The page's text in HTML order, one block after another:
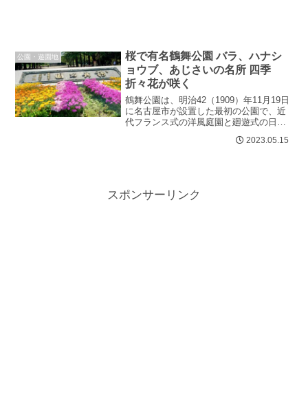
公園・遊園地
桜で有名鶴舞公園 バラ、ハナシ
ョウブ、あじさいの名所 四季
折々花が咲く
鶴舞公園は、明治42（1909）年11月19日
に名古屋市が設置した最初の公園で、近
代フランス式の洋風庭園と廻遊式の日本
クラ、バラ、ハナショウブ、...2023.05.15
スポンサーリンク